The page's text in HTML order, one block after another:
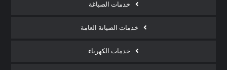
خدمات الصباغة
خدمات الصيانة العامة
خدمات الكهرباء